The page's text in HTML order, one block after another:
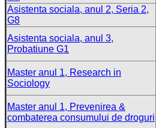
Asistenta sociala, anul 2, Seria 2,
G8
Asistenta sociala, anul 3,
Probatiune G1
Master anul 1, Research in
Sociology
Master anul 1, Prevenirea &
combaterea consumului de droguri